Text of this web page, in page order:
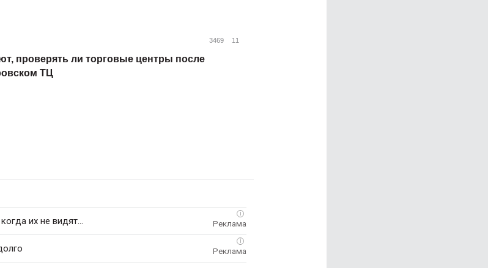
3469 11
проверять ли торговые центры после
ТЦ
i
их не видят...
i